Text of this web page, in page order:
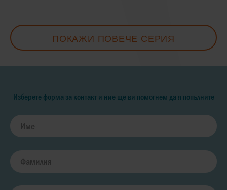
ПОКАЖИ ПОВЕЧЕ СЕРИЯ
Изберете форма за контакт и ние ще ви помогнем да я попълните